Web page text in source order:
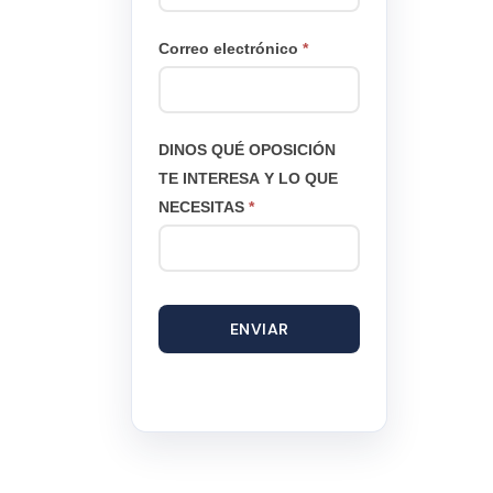
Correo electrónico*
DINOS QUÉ OPOSICIÓN
TE INTERESA Y LO QUE
NECESITAS*
ENVIAR